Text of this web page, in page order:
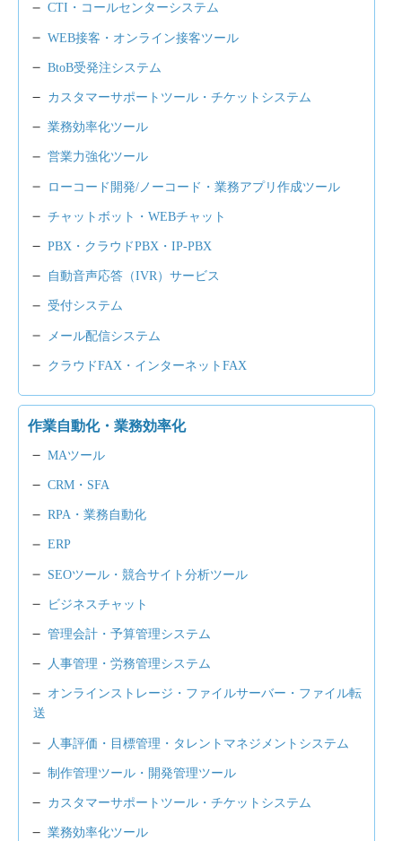
CTI・コールセンターシステム
WEB接客・オンライン接客ツール
BtoB受発注システム
カスタマーサポートツール・チケットシステム
業務効率化ツール
営業力強化ツール
ローコード開発/ノーコード・業務アプリ作成ツール
チャットボット・WEBチャット
PBX・クラウドPBX・IP-PBX
自動音声応答（IVR）サービス
受付システム
メール配信システム
クラウドFAX・インターネットFAX
作業自動化・業務効率化
MAツール
CRM・SFA
RPA・業務自動化
ERP
SEOツール・競合サイト分析ツール
ビジネスチャット
管理会計・予算管理システム
人事管理・労務管理システム
オンラインストレージ・ファイルサーバー・ファイル転
送
人事評価・目標管理・タレントマネジメントシステム
制作管理ツール・開発管理ツール
カスタマーサポートツール・チケットシステム
業務効率化ツール